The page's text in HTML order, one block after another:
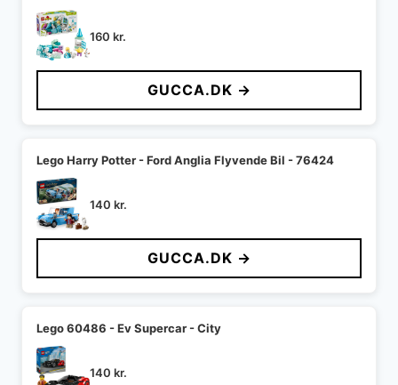
160 kr.
GUCCA.DK →
Lego Harry Potter - Ford Anglia Flyvende Bil - 76424
140 kr.
GUCCA.DK →
Lego 60486 - Ev Supercar - City
140 kr.